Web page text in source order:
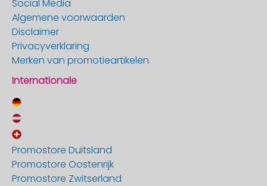
Social Media
Algemene voorwaarden
Disclaimer
Privacyverklaring
Merken van promotieartikelen
Internationale
Promostore Duitsland
Promostore Oostenrijk
Promostore Zwitserland